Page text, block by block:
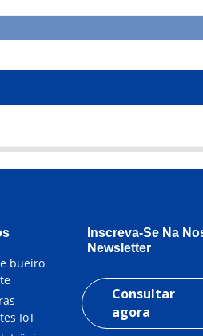
bueiro
IoT
Inscreva-Se Na
Newsletter
Consultar
agora